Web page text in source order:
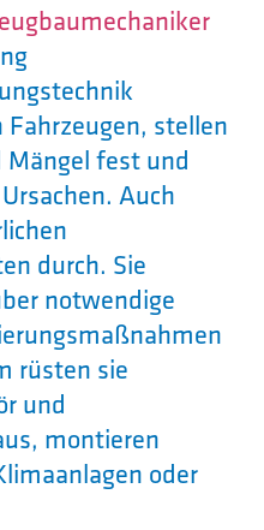
stellen
Mängel fest und
Auch
durch. Sie
notwendige
rüsten sie
und
montieren
oder